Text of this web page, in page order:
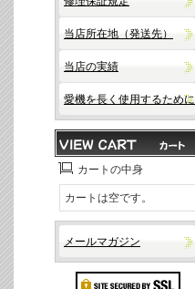
当店所在地（発送先）
当店の実績
愛機を長く使用するために
カートの中身
カートは空です。
メールマガジン